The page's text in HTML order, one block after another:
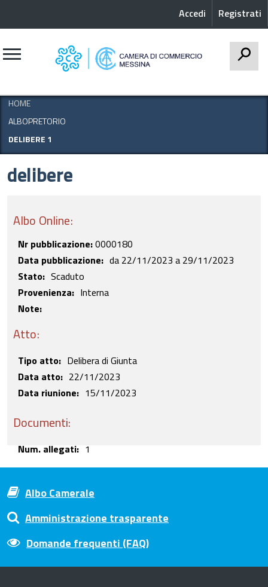
Registrati
Accedi
HOME
ALBOPRETORIO
DELIBERE 1
delibere
Albo Online:
Nr pubblicazione:0000180
Data pubblicazione
da 22/11/2023 a 29/11/2023
Stato Scaduto
Provenienza
Interna
Note:
Atto:
Tipo atto
Delibera di Giunta
Data atto
22/11/2023
Data riunione
15/11/2023
Documenti:
Num. allegati 1
Albo Camerale
Amministrazione trasparente
Domande frequenti (FAQ)